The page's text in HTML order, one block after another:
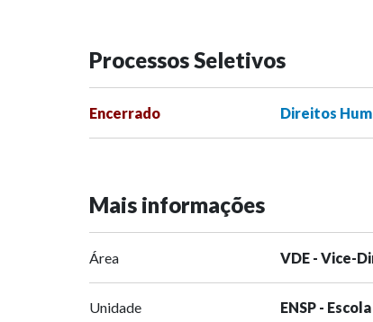
Processos Seletivos
Encerrado Direitos
Mais informações
Área VDE - Vice-
Unidade ENSP -